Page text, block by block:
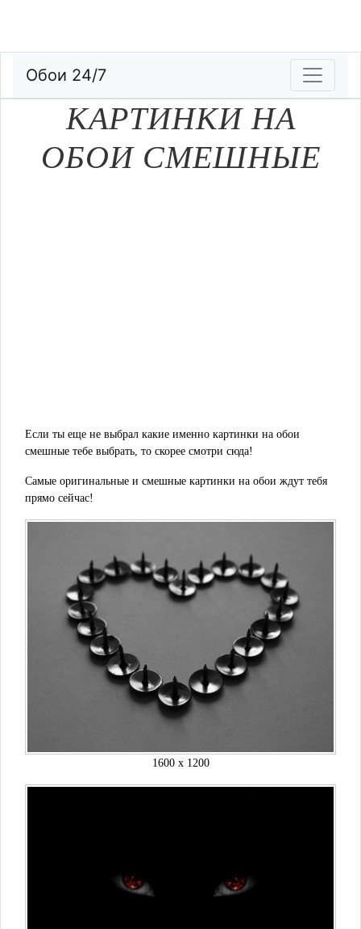
Обои 24/7
КАРТИНКИ НА
ОБОИ СМЕШНЫЕ
Если ты еще не выбрал какие именно картинки на обои
смешные тебе выбрать, то скорее смотри сюда!
Самые оригинальные и смешные картинки на обои ждут тебя
прямо сейчас!
1600 x 1200